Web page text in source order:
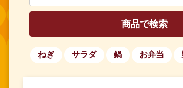
商品で検索
ねぎ サラダ 鍋 お弁当